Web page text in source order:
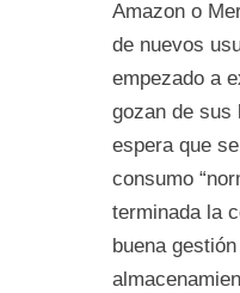
Amazon o
de nuevos
empezado a
gozan de sus
espera que
consumo
terminada la
buena